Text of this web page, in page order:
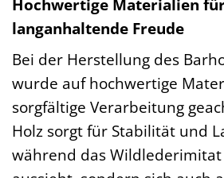
langanhaltende Freude
Bei der Herstellung des
wurde auf hochwertige
sorgfältige Verarbeitung
Holz sorgt für Stabilität und
während das